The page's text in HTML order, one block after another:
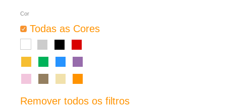
Cor
Todas as Cores
Remover todos os filtros